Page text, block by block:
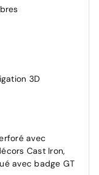
dossiers
fonction
et 5008
Noir laqué,
3D
avec
Cast Iron,
avec badge GT